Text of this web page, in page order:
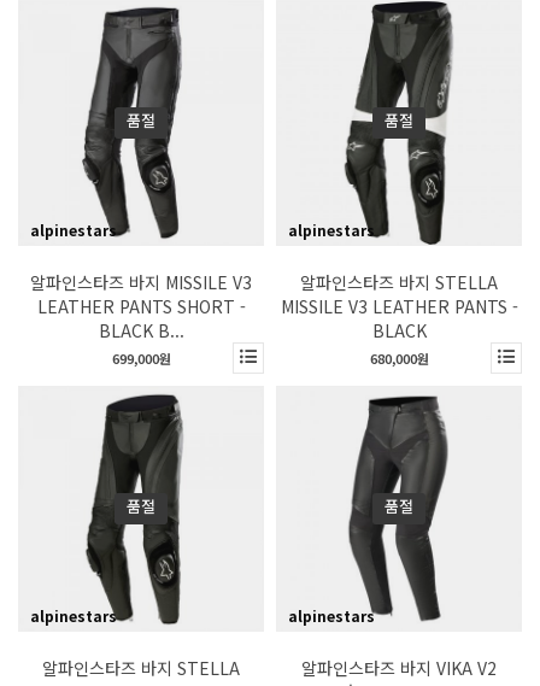
품절
alpinestars
알파인스타즈 바지 MISSILE V3
LEATHER PANTS SHORT -
BLACK B...
699,000원
품절
alpinestars
알파인스타즈 바지 STELLA
MISSILE V3 LEATHER PANTS -
BLACK
680,000원
품절
alpinestars
알파인스타즈 바지 STELLA
품절
alpinestars
알파인스타즈 바지 VIKA V2